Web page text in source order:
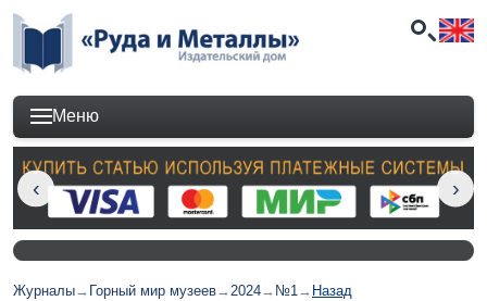
Меню
Журналы→ Горный мир музеев→2024→ №1→ Назад